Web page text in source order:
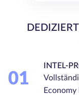
01
INTEL-
Economy